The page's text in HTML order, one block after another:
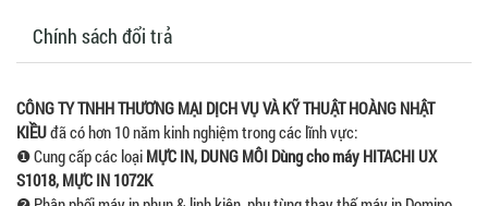
Chính sách đổi trả
CÔNG TY TNHH THƯƠNG MẠI DỊCH VỤ VÀ KỸ THUẬT HOÀNG NHẬT
KIỀUđã có hơn 10 năm kinh nghiệm trong các lĩnh vực:
❶ Cung cấp các loại MỰC IN, DUNG MÔI Dùng cho máy HITACHI UX
S1018, MỰC IN 1072K